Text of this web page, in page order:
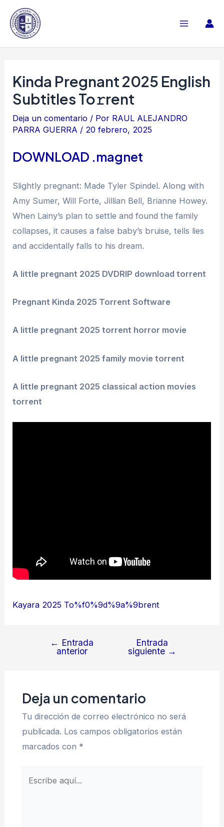
contenido
Kinda Pregnant 2025 English
Subtitles To𝚛rent
Deja un comentario / Por RAUL ALEJANDRO
PARRA GUERRA / 20 febrero, 2025
DOWNLOAD .magnet
Slightly pregnant: Made Tyler Spindel. Along with
Amy Sumer, Will Forte, Jillian Bell, Brianne Howey.
When Lainy’s plan to settle and found the family
collapses, it causes a false baby’s bruise, tells lies
and accidentally falls to his dream.
A little pregnant 2025 DVDRIP download torrent
Pregnant Kinda 2025 Torrent Software
A little pregnant 2025 torrent horror movie
A little pregnant 2025 family movie torrent
A little pregnant 2025 classical action movies
torrent
Kayara 2025 To%f0%9d%9a%9brent
Navegación
← Entrada
anterior
Entrada
siguiente →
Deja un comentario
Tu dirección de correo electrónico no será
publicada. Los campos obligatorios están
marcados con *